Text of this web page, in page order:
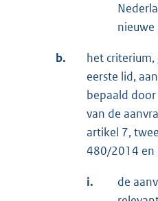
b.
het
eerste lid,
bepaald
van de
artikel 7,
480/2014 en
i.
de